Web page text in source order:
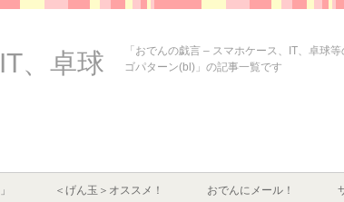
、卓球
「おでんの戯言 – スマホケース、IT、卓球
ゴパターン(bl)」の記事一覧です
＜げん玉＞オススメ！ おでんにメール！